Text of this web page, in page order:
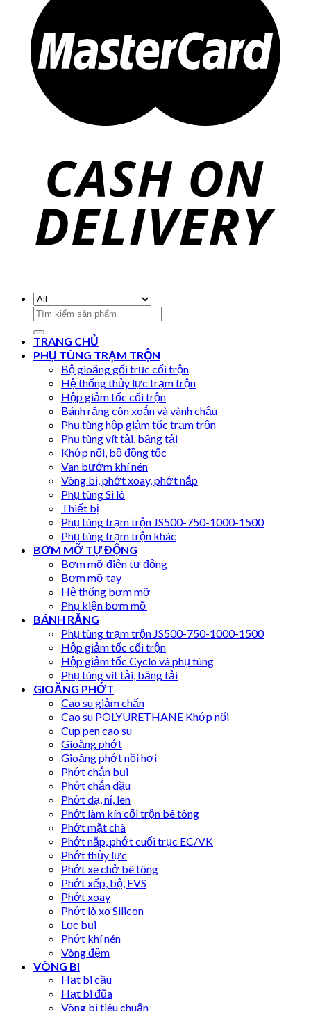
Search
for:
TRANG CHỦ
PHỤ TÙNG TRẠM TRỘN
Bộ gioăng gối trục cối trộn
Hệ thống thủy lực trạm trộn
Hộp giảm tốc cối trộn
Bánh răng côn xoắn và vành chậu
Phụ tùng hộp giảm tốc trạm trộn
Phụ tùng vít tải, băng tải
Khớp nối, bộ đồng tốc
Van bướm khí nén
Vòng bi, phớt xoay, phớt nắp
Phụ tùng Si lô
Thiết bị
Phụ tùng trạm trộn JS500-750-1000-1500
Phụ tùng trạm trộn khác
BƠM MỠ TỰ ĐỘNG
Bơm mỡ điện tự động
Bơm mỡ tay
Hệ thống bơm mỡ
Phụ kiện bơm mỡ
BÁNH RĂNG
Phụ tùng trạm trộn JS500-750-1000-1500
Hộp giảm tốc cối trộn
Hộp giảm tốc Cyclo và phụ tùng
Phụ tùng vít tải, băng tải
GIOĂNG PHỚT
Cao su giảm chấn
Cao su POLYURETHANE Khớp nối
Cup pen cao su
Gioăng phớt
Gioăng phớt nồi hơi
Phớt chắn bụi
Phớt chắn dầu
Phớt dạ, nỉ, len
Phớt làm kín cối trộn bê tông
Phớt mặt chà
Phớt nắp, phớt cuối trục EC/VK
Phớt thủy lực
Phớt xe chở bê tông
Phớt xếp, bộ, EVS
Phớt xoay
Phớt lò xo Silicon
Lọc bụi
Phớt khí nén
Vòng đệm
VÒNG BI
Hạt bi cầu
Hạt bi đũa
Vòng bi tiêu chuẩn